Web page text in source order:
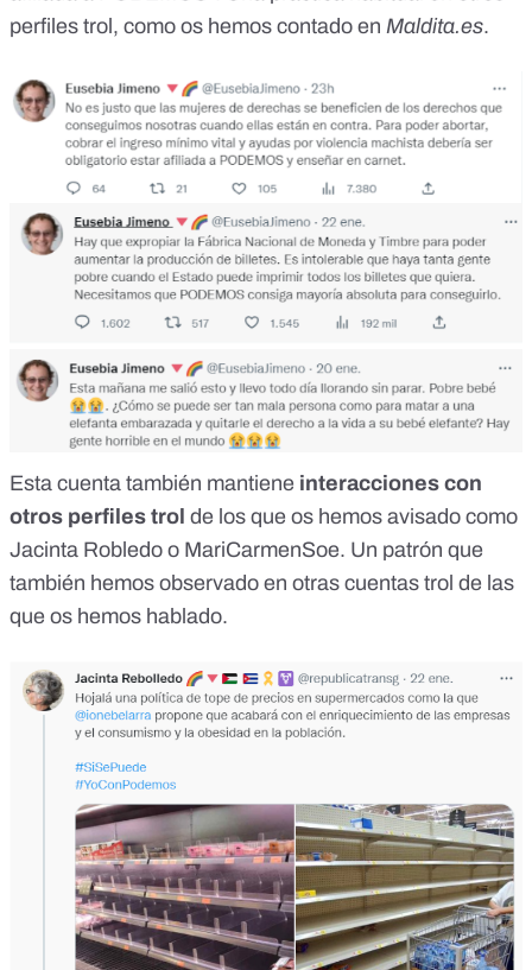
perfiles trol , como os hemos contado en Maldita.es.
Esta cuenta también mantiene interacciones con
otros perfiles trol de los que os hemos avisado como
Jacinta Robledo o MariCarmenSoe. Un patrón que
también hemos observado en otras cuentas trol de las
que os hemos hablado.